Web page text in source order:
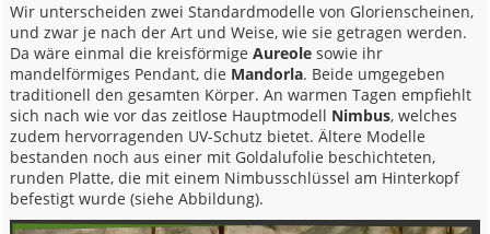
Wir unterscheiden zwei Standardmodelle von Glorienscheinen,
und zwar je nach der Art und Weise, wie sie getragen werden.
Da wäre einmal die kreisförmigeAureole sowie ihr
mandelförmiges Pendant, die Mandorla. Beide umgegeben
traditionell den gesamten Körper. An warmen Tagen empfiehlt
sich nach wie vor das zeitlose Hauptmodell Nimbus, welches
zudem hervorragenden UV-Schutz bietet. Ältere Modelle
bestanden noch aus einer mit Goldalufolie beschichteten,
runden Platte, die mit einem Nimbusschlüssel am Hinterkopf
befestigt wurde (siehe Abbildung).